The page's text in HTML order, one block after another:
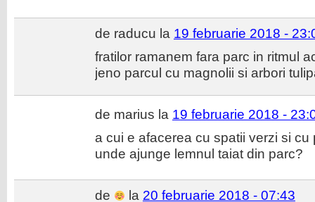
de raducu la 19 februarie 2018 -
fratilor ramanem fara parc in ritmul
jeno parcul cu magnolii si arbori
de marius la 19 februarie 2018 -
a cui e afacerea cu spatii verzi si cu
unde ajunge lemnul taiat din parc?
de la 20 februarie 2018 - 07:43